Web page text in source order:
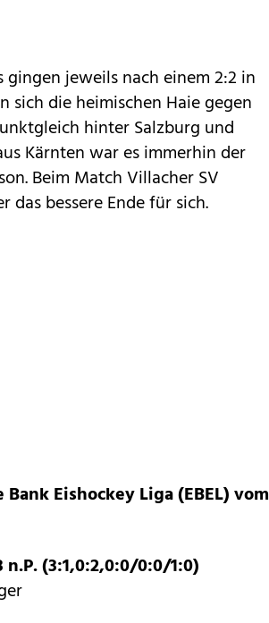
jeweils nach einem 2:2 in
sich die heimischen Haie gegen
hinter Salzburg und
Kärnten war es immerhin der
Beim Match Villacher SV
das bessere Ende für sich.
Eishockey Liga (EBEL) vom
(3:1,0:2,0:0/0:0/1:0)